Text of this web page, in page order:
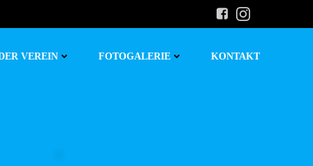
VEREIN FOTOGALERIE KONTAKT